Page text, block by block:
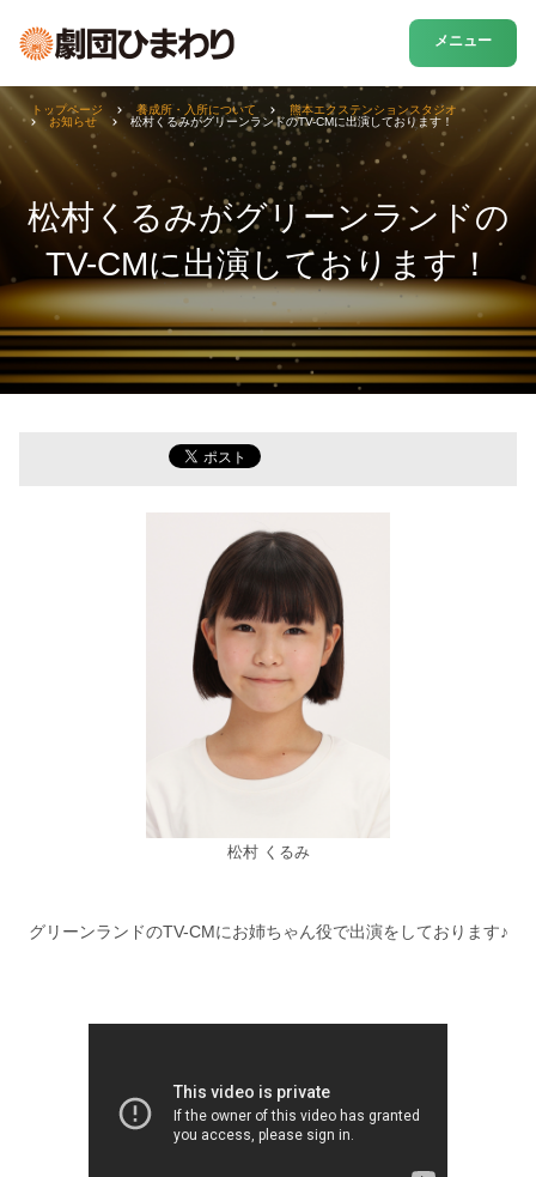
メニュー
松村くるみがグリーンランドの
TV-CMに出演しております！
トップページ 養成所・入所について
熊本エクステンションスタジオ
お知らせ
松村くるみがグリーンランドのTV-CMに出演しております！
松村 くるみ
グリーンランドのTV-CMにお姉ちゃん役で出演をしております♪